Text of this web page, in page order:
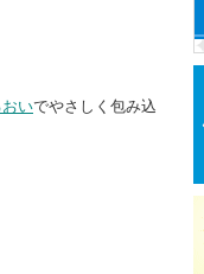
おいでやさしく包み込